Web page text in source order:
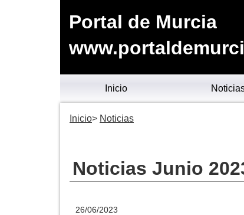
Portal de Murcia
Inicio
Inicio Noticias
Noticias Junio
26/06/2023